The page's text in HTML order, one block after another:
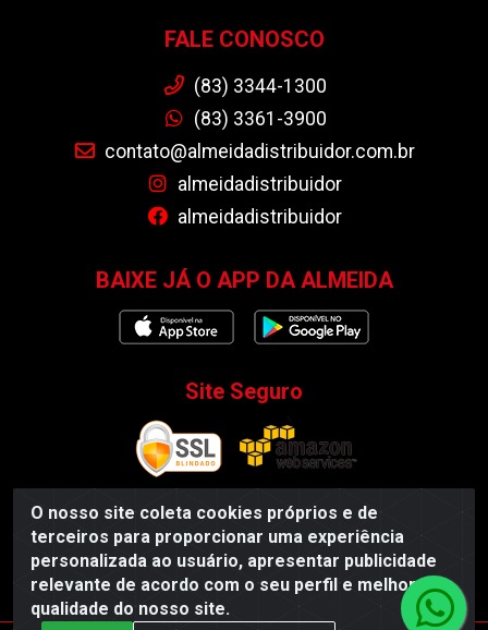
O nosso site coleta cookies próprios e de
terceiros para proporcionar uma experiência
personalizada ao usuário, apresentar publicidade
relevante de acordo com o seu perfil e melhorar a
qualidade do nosso site.
FALE CONOSCO
(83) 3344-1300
(83) 3361-3900
contato@almeidadistribuidor.com.br
almeidadistribuidor
almeidadistribuidor
BAIXE JÁ O APP DA ALMEIDA
Site Seguro
Almeida Distribuidor - Rodovia BR 104, S/N, Centro -
Esperança/PB - CEP 58135-000 - CNPJ 35.419.548/0001-55